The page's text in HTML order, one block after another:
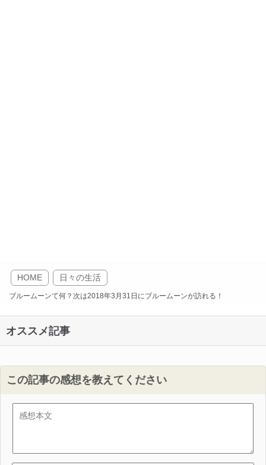
HOME 日々の生活
ブルームーンて何？次は2018年3月31日にブルームーンが訪れる！
オススメ記事
この記事の感想を教えてください